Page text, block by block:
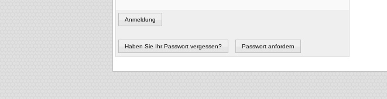
Anmeldung
Haben Sie Ihr Passwort vergessen? Passwort anfordern